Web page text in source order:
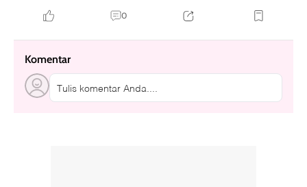
0
Komentar
Tulis komentar Anda....